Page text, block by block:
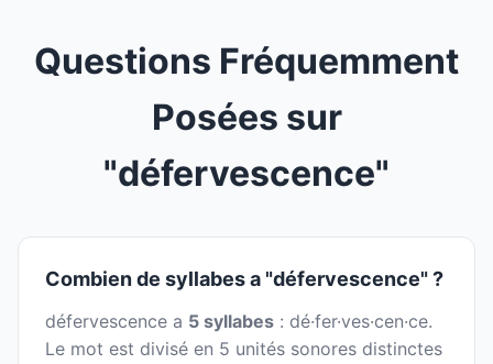
Questions Fréquemment
Posées sur
"défervescence"
Combien de syllabes a "défervescence" ?
défervescence a 5 syllabes : dé·fer·ves·cen·ce.
Le mot est divisé en 5 unités sonores distinctes